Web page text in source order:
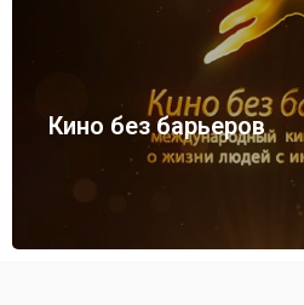
Кино без барьеров